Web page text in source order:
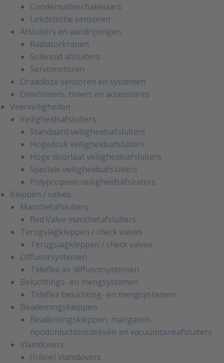
Condensatieschakelaars
Lekdetectie sensoren
Afsluiters en aandrijvingen
Radiatorkranen
Solenoid afsluiters
Servomotoren
Draadloze sensoren en systemen
Omvormers, timers en accessoires
Veerveiligheden
Veiligheidsafsluiters
Standaard veiligheidsafsluiters
Hogedruk veiligheidsafsluiters
Hoge doorlaat veiligheidsafsluiters
Speciale veiligheidsafsluiters
Polypropeen veiligheidsafsluiters
Kleppen / valves
Manchetafsluiters
Red Valve manchetafsluiters
Terugslagkleppen / check valves
Terugslagkleppen / check valves
Diffusorsystemen
Tideflex air diffusorsystemen
Beluchtings- en mengsystemen
Tideflex beluchting- en mengsystemen
Beademingskleppen
Beademingskleppen, mangaten,
noodonluchtinsdeksels en vacuümtankafsluiters
Vlamdovers
(Inline) vlamdovers